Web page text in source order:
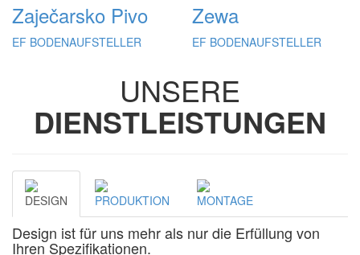
Zaječarsko Pivo
EF BODENAUFSTELLER
Zewa
EF BODENAUFSTELLER
UNSERE
DIENSTLEISTUNGEN
DESIGN PRODUKTION MONTAGE
Design ist für uns mehr als nur die Erfüllung von
Ihren Spezifikationen.